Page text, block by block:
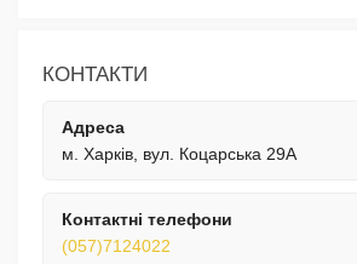
КОНТАКТИ
Адреса
м. Харків, вул. Коцарська 29А
Контактні телефони
(057)7124022